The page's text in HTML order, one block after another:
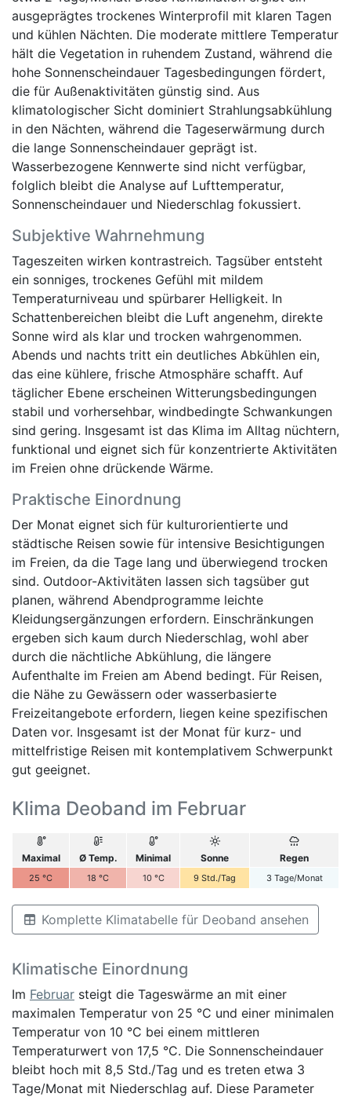
ausgeprägtes trockenes Winterprofil mit klaren Tagen
und kühlen Nächten. Die moderate mittlere Temperatur
hält die Vegetation in ruhendem Zustand, während die
hohe Sonnenscheindauer Tagesbedingungen fördert,
die für Außenaktivitäten günstig sind. Aus
klimatologischer Sicht dominiert Strahlungsabkühlung
in den Nächten, während die Tageserwärmung durch
die lange Sonnenscheindauer geprägt ist.
Wasserbezogene Kennwerte sind nicht verfügbar,
folglich bleibt die Analyse auf Lufttemperatur,
Sonnenscheindauer und Niederschlag fokussiert.
Subjektive Wahrnehmung
Tageszeiten wirken kontrastreich. Tagsüber entsteht
ein sonniges, trockenes Gefühl mit mildem
Temperaturniveau und spürbarer Helligkeit. In
Schattenbereichen bleibt die Luft angenehm, direkte
Sonne wird als klar und trocken wahrgenommen.
Abends und nachts tritt ein deutliches Abkühlen ein,
das eine kühlere, frische Atmosphäre schafft. Auf
täglicher Ebene erscheinen Witterungsbedingungen
stabil und vorhersehbar, windbedingte Schwankungen
sind gering. Insgesamt ist das Klima im Alltag nüchtern,
funktional und eignet sich für konzentrierte Aktivitäten
im Freien ohne drückende Wärme.
Praktische Einordnung
Der Monat eignet sich für kulturorientierte und
städtische Reisen sowie für intensive Besichtigungen
im Freien, da die Tage lang und überwiegend trocken
sind. Outdoor-Aktivitäten lassen sich tagsüber gut
planen, während Abendprogramme leichte
Kleidungsergänzungen erfordern. Einschränkungen
ergeben sich kaum durch Niederschlag, wohl aber
durch die nächtliche Abkühlung, die längere
Aufenthalte im Freien am Abend bedingt. Für Reisen,
die Nähe zu Gewässern oder wasserbasierte
Freizeitangebote erfordern, liegen keine spezifischen
Daten vor. Insgesamt ist der Monat für kurz- und
mittelfristige Reisen mit kontemplativem Schwerpunkt
gut geeignet.
Klima Deoband im Februar
Maximal Ø Temp. Minimal Sonne Regen
25 °C 18 °C 10 °C 9 Std./Tag 3 Tage/Monat
Komplette Klimatabelle für Deoband ansehen
Klimatische Einordnung
Im Februar steigt die Tageswärme an mit einer
maximalen Temperatur von 25 °C und einer minimalen
Temperatur von 10 °C bei einem mittleren
Temperaturwert von 17,5 °C. Die Sonnenscheindauer
bleibt hoch mit 8,5 Std./Tag und es treten etwa 3
Tage/Monat mit Niederschlag auf. Diese Parameter